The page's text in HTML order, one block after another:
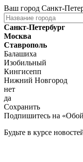
Ваш город Санкт-
Санкт-Петербург
Москва
Ставрополь
Балашиха
Изобильный
Кингисепп
Нижний Новгород
нет
да
Сохранить
Подпишитесь на
Будьте в курсе